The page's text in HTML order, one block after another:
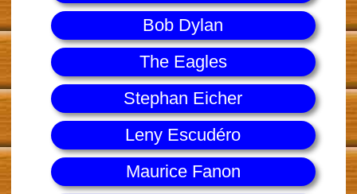
Bob Dylan
The Eagles
Stephan Eicher
Leny Escudéro
Maurice Fanon